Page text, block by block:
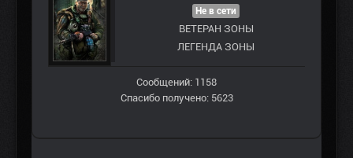
Не в сети
ВЕТЕРАН ЗOНЫ
ЛЕГЕНДА ЗОНЫ
Сообщений: 1158
Спасибо получено: 5623